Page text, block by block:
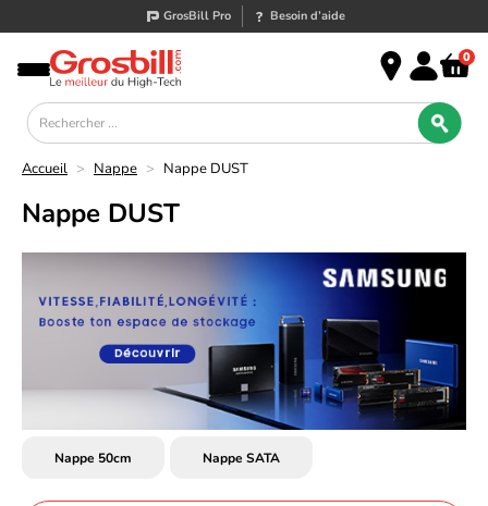
GrosBill Pro Besoin d’aide
0
Accueil > Nappe > Nappe DUST
Nappe DUST
Nappe 50cm Nappe SATA